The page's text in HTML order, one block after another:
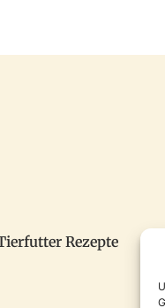
Rezepte